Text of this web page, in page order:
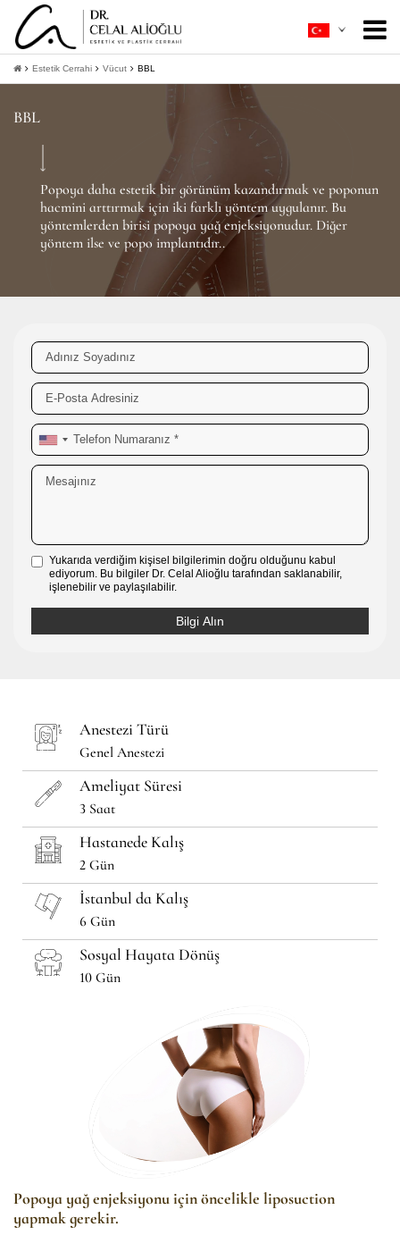
Hakkımda
Estetik Cerrahi
Ameliyatsız Estetik
Hasta Rehberi
İletişim
Estetik Cerrahi Vücut BBL
BBL
Popoya daha estetik bir görünüm kazandırmak ve poponun
hacmini arttırmak için iki farklı yöntem uygulanır. Bu
yöntemlerden birisi popoya yağ enjeksiyonudur. Diğer
yöntem ilse ve popo implantıdır..
Yukarıda verdiğim kişisel bilgilerimin doğru olduğunu kabul
ediyorum. Bu bilgiler Dr. Celal Alioğlu tarafından saklanabilir,
işlenebilir ve paylaşılabilir.
Anestezi Türü
Genel Anestezi
Ameliyat Süresi
3 Saat
Hastanede Kalış
2 Gün
İstanbul da Kalış
6 Gün
Sosyal Hayata Dönüş
10 Gün
Popoya yağ enjeksiyonu için öncelikle liposuction
yapmak gerekir.